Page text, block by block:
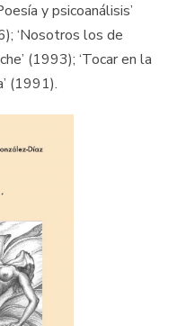
y psicoanálisis’
‘Nosotros los de
(1993); ‘Tocar en la
(1991).